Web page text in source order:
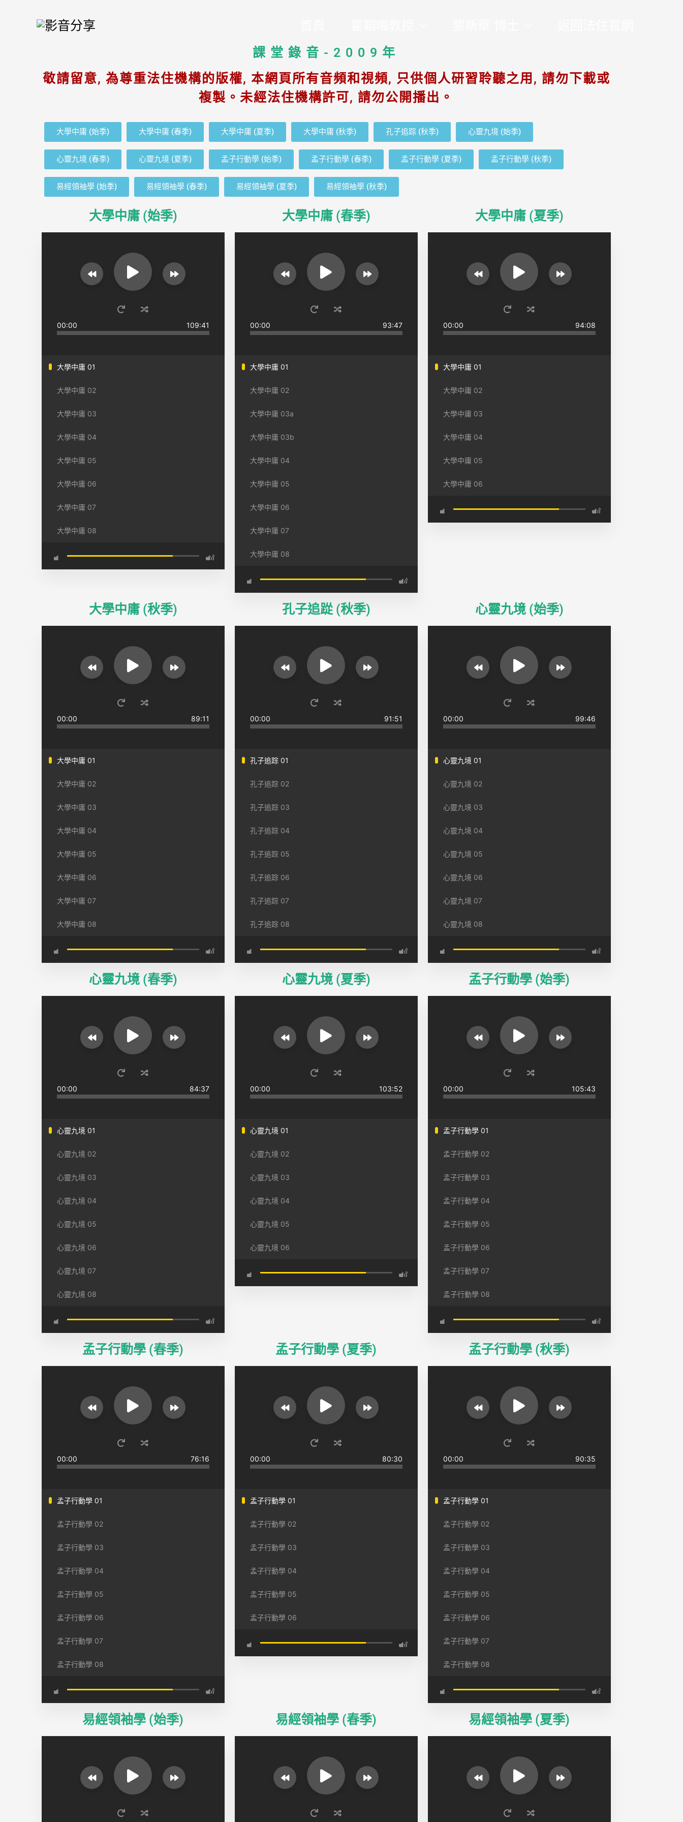
課堂錄音-2009年​
敬請留意, 為尊重法住機構的版權, 本網頁所有音頻和視頻, 只供個人研習聆聽之用, 請勿下載或
複製。未經法住機構許可, 請勿公開播出。
大學中庸 (始季) 大學中庸 (春季) 大學中庸 (夏季) 大學中庸 (秋季) 孔子追踪 (秋季) 心靈九境 (始季)
心靈九境 (春季) 心靈九境 (夏季) 孟子行動學 (始季) 孟子行動學 (春季) 孟子行動學 (夏季) 孟子行動學 (秋季)
易經領袖學 (始季) 易經領袖學 (春季) 易經領袖學 (夏季) 易經領袖學 (秋季)
大學中庸 (始季)
00:00 109:41
大學中庸 01
大學中庸 02
大學中庸 03
大學中庸 04
大學中庸 05
大學中庸 06
大學中庸 07
大學中庸 08
大學中庸 (春季)
00:00 93:47
大學中庸 01
大學中庸 02
大學中庸 03a
大學中庸 03b
大學中庸 04
大學中庸 05
大學中庸 06
大學中庸 07
大學中庸 08
大學中庸 (夏季)​
00:00 94:08
大學中庸​ 01
大學中庸​ 02
大學中庸 03
大學中庸 04
大學中庸 05
大學中庸 06
大學中庸 (秋季)
00:00 89:11
大學中庸 01
大學中庸 02
大學中庸 03
大學中庸 04
大學中庸 05
大學中庸 06
大學中庸 07
大學中庸 08
孔子追踨 (秋季)
00:00 91:51
孔子追踪 01
孔子追踪 02
孔子追踪 03
孔子追踪 04
孔子追踪 05
孔子追踪 06
孔子追踪 07
孔子追踪 08
心靈九境 (始季)
00:00 99:46
心靈九境 01
心靈九境 02
心靈九境 03
心靈九境 04
心靈九境 05
心靈九境 06
心靈九境 07
心靈九境 08
心靈九境 (春季)
00:00 84:37
心靈九境 01
心靈九境 02
心靈九境 03
心靈九境 04
心靈九境 05
心靈九境 06
心靈九境 07
心靈九境 08
心靈九境 (夏季)
00:00 103:52
心靈九境 01
心靈九境 02
心靈九境 03
心靈九境 04
心靈九境 05
心靈九境 06
孟子行動學 (始季)
00:00 105:43
孟子行動學 01
孟子行動學 02
孟子行動學 03
孟子行動學 04
孟子行動學 05
孟子行動學 06
孟子行動學 07
孟子行動學 08
孟子行動學 (春季)
00:00 76:16
孟子行動學 01
孟子行動學 02
孟子行動學 03
孟子行動學 04
孟子行動學 05
孟子行動學 06
孟子行動學 07
孟子行動學 08
孟子行動學 (夏季)
00:00 80:30
孟子行動學 01
孟子行動學 02
孟子行動學 03
孟子行動學 04
孟子行動學 05
孟子行動學 06
孟子行動學 (秋季)
00:00 90:35
孟子行動學 01
孟子行動學 02
孟子行動學 03
孟子行動學 04
孟子行動學 05
孟子行動學 06
孟子行動學 07
孟子行動學 08
易經領袖學 (始季) 易經領袖學 (春季) 易經領袖學 (夏季)